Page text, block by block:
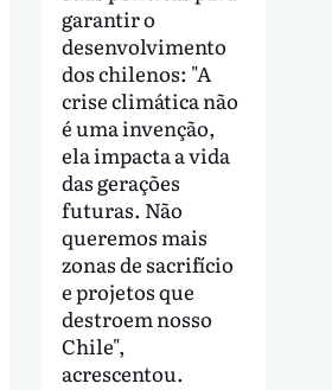
garantir o
desenvolvimento
dos chilenos: "A
crise climática não
é uma invenção,
ela impacta a vida
das gerações
futuras. Não
queremos mais
zonas de sacrifício
e projetos que
destroem nosso
Chile",
acrescentou.